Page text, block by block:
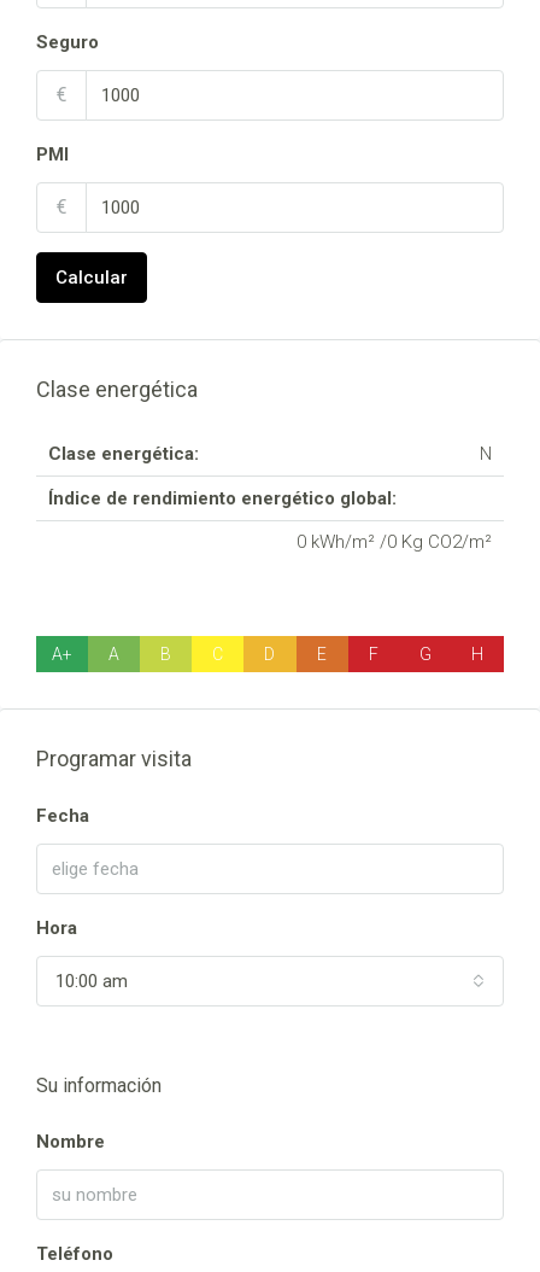
Seguro
€
PMI
€
Calcular
Clase energética
Clase energética: N
Índice de rendimiento energético global:
0 kWh/m² /0 Kg CO2/m²
A+ A B C D E F G H
Programar visita
Fecha
Hora
10:00 am
Su información
Nombre
Teléfono